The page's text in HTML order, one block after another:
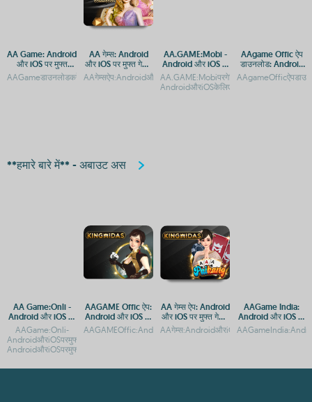
AA Game: Android
और iOS पर मुफ्त
डाउनलोड और एक्सेस
गाइड
AA गेम्स: Android
और iOS पर मुफ्त गेमिंग
ऐप्स का अनुभव
AA.GAME:Mobi -
Android और iOS के
लिए ऐप डाउनलोड करें
AA.GAME:Mobiपरगेमिंगऐप्सडाउनलोडकरें-
AAgame Offic ऐप
डाउनलोड: Android
और iOS प्लेटफ़ॉर्म पर
गेमिंग एक्सेस
**हमारे बारे में** - अबाउट अस
AA Game:Onli -
Android और iOS पर
डाउनलोड करें
AAGame:Onli-
AndroidऔरiOSपरमुफ्तगेमिंगएपAAGame:Onli-
AndroidऔरiOSपरमुफ्तगेमिंगएपAAGame:Onl
AAGAME Offic ऐप:
Android और iOS पर
डाउनलोड करें
AA गेम्स ऐप: Android
और iOS पर मुफ्त गेमिंग
का आनंद
AAGame India:
Android और iOS पर
डाउनलोड करें और ऐप
से जुड़ें